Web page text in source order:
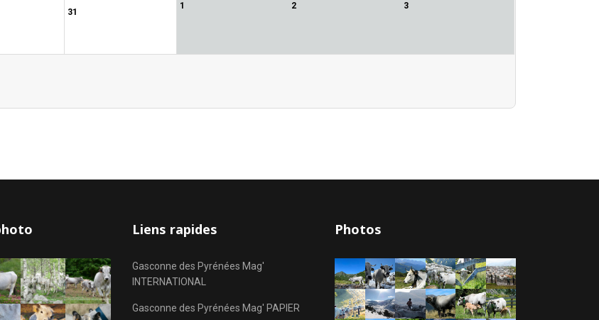
31
1 2 3
Liens rapides
Gasconne des Pyrénées Mag'
INTERNATIONAL
Gasconne des Pyrénées Mag' PAPIER
Photos